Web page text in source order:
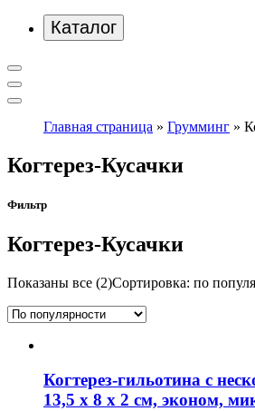
Каталог
Главная страница » Грумминг »
Когтерез-Кусачки
Фильтр
Когтерез-Кусачки
Показаны все (2)Сортировка: по
Когтерез-гильотина с
13,5 х 8 х 2 см, эконом,